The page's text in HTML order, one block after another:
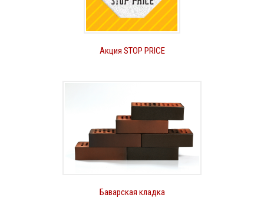
Акция STOP PRICE
Баварская кладка